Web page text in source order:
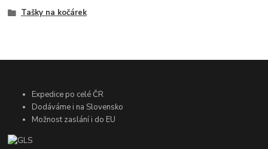
Tašky na kočárek
Expedice po celé ČR
Dodáváme i na Slovensko
Možnost zaslání i do EU